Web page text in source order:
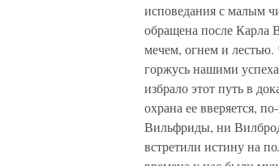
исповедания с малым
обращена после Карла
мечем, огнем и лестью.
горжусь нашими
избрало этот путь в
охрана ее вверяется,
Вильфриды, ни
встретили истину на